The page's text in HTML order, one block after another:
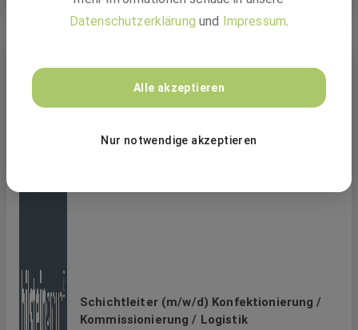
Schichtleiter (m/w/d) Konfektionierung /
Kommissionierung / Logistik
Datenschutzerklärung und Impressum.
Alle akzeptieren
Nur notwendige akzeptieren